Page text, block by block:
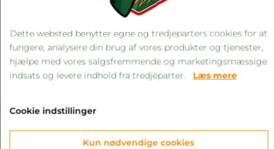
‹
Dette websted benytter egne og tredjeparters cookies for at
fungere, analysere din brug af vores produkter og tjenester,
hjælpe med vores salgsfremmende og marketingsmæssige
indsats og levere indhold fra tredjeparter. Læs mere
Cookie indstillinger
Kun nødvendige cookies